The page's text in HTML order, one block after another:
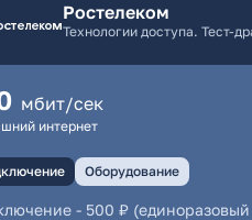
Ростелеком
Технологии доступа. Тест-
мбит/сек
интернет
Оборудование
- 500 ₽